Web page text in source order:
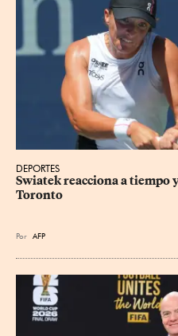
DEPORTES
Swiatek reacciona a tiempo
Toronto
Por AFP